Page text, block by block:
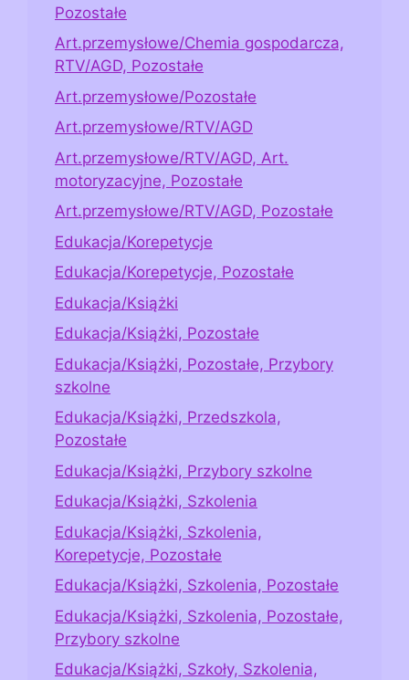
Pozostałe
Art.przemysłowe/Chemia gospodarcza,
RTV/AGD, Pozostałe
Art.przemysłowe/Pozostałe
Art.przemysłowe/RTV/AGD
Art.przemysłowe/RTV/AGD, Art.
motoryzacyjne, Pozostałe
Art.przemysłowe/RTV/AGD, Pozostałe
Edukacja/Korepetycje
Edukacja/Korepetycje, Pozostałe
Edukacja/Książki
Edukacja/Książki, Pozostałe
Edukacja/Książki, Pozostałe, Przybory
szkolne
Edukacja/Książki, Przedszkola,
Pozostałe
Edukacja/Książki, Przybory szkolne
Edukacja/Książki, Szkolenia
Edukacja/Książki, Szkolenia,
Korepetycje, Pozostałe
Edukacja/Książki, Szkolenia, Pozostałe
Edukacja/Książki, Szkolenia, Pozostałe,
Przybory szkolne
Edukacja/Książki, Szkoły, Szkolenia,